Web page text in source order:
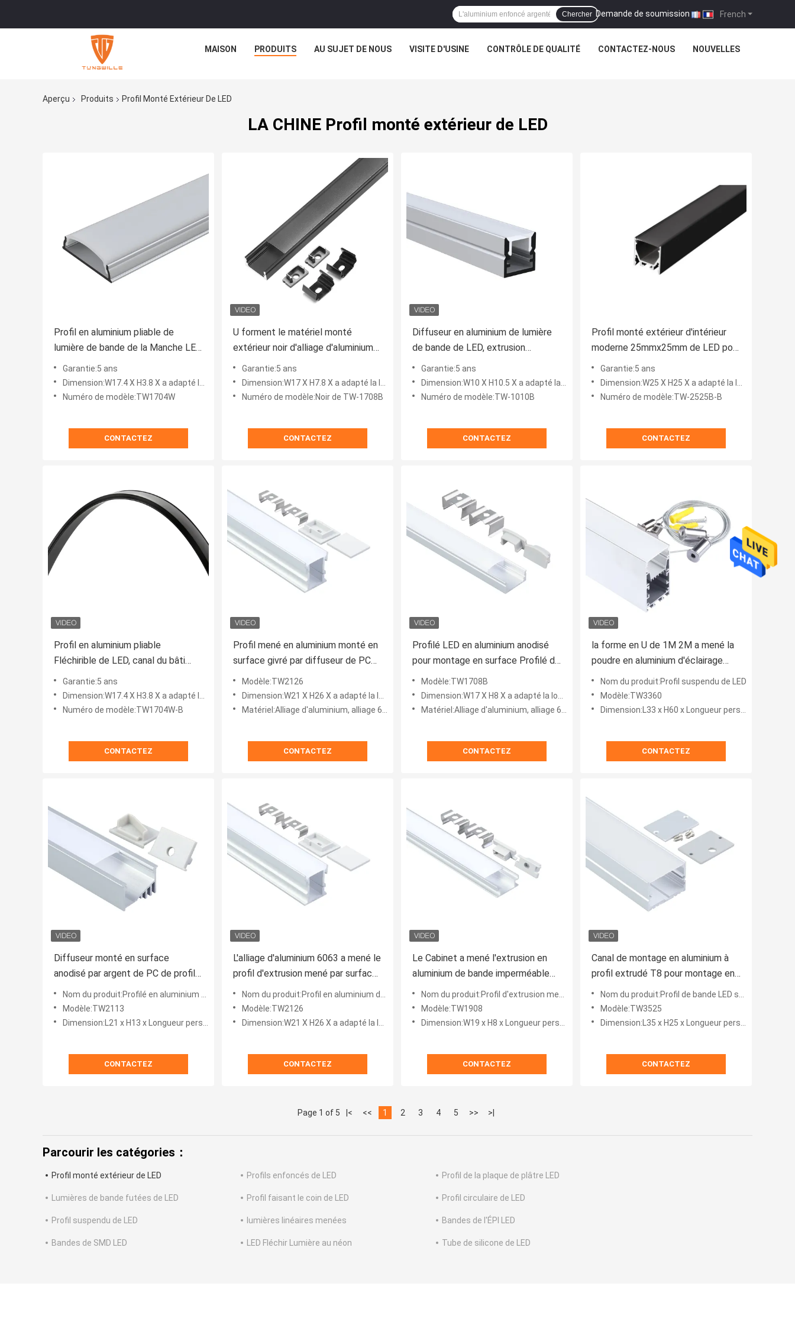
French
Demande de soumission |
Chercher
MAISON PRODUITS AU SUJET DE NOUS VISITE D'USINE CONTRÔLE DE QUALITÉ CONTACTEZ-NOUS NOUVELLES
Aperçu Produits Profil Monté Extérieur De LED
LA CHINE Profil monté extérieur de LED
Profil en aluminium pliable de
lumière de bande de la Manche LED
avec la peinture anodisée
Garantie:5 ans
Dimension:W17.4 X H3.8 X a adapté la longueur aux besoins du client
Numéro de modèle:TW1704W
CONTACTEZ
U forment le matériel monté
extérieur noir d'alliage d'aluminium
de profil de LED pour la bande de
LED
Garantie:5 ans
Dimension:W17 X H7.8 X a adapté la longueur aux besoins du client
Numéro de modèle:Noir de TW-1708B
CONTACTEZ
Diffuseur en aluminium de lumière
de bande de LED, extrusion
extérieure du bâti LED pour le
cinéma de gymnase
Garantie:5 ans
Dimension:W10 X H10.5 X a adapté la longueur aux besoins du client
Numéro de modèle:TW-1010B
CONTACTEZ
Profil monté extérieur d'intérieur
moderne 25mmx25mm de LED pour
le diffuseur de lumière de LED
Garantie:5 ans
Dimension:W25 X H25 X a adapté la longueur aux besoins du client
Numéro de modèle:TW-2525B-B
CONTACTEZ
Profil en aluminium pliable
Fléchirible de LED, canal du bâti
extérieur LED d'extrusion
Garantie:5 ans
Dimension:W17.4 X H3.8 X a adapté la longueur aux besoins du client
Numéro de modèle:TW1704W-B
CONTACTEZ
Profil mené en aluminium monté en
surface givré par diffuseur de PC
pour les lumières de bande menées
Modèle:TW2126
Dimension:W21 X H26 X a adapté la longueur aux besoins du client
Matériel:Alliage d'aluminium, alliage 6063 d'aluminium
CONTACTEZ
Profilé LED en aluminium anodisé
pour montage en surface Profilé de
bande LED en aluminium
Modèle:TW1708B
Dimension:W17 X H8 X a adapté la longueur aux besoins du client
Matériel:Alliage d'aluminium, alliage 6063 d'aluminium
CONTACTEZ
la forme en U de 1M 2M a mené la
poudre en aluminium d'éclairage
d'intérieur de mur de la Manche
enduite
Nom du produit:Profil suspendu de LED
Modèle:TW3360
Dimension:L33 x H60 x Longueur personnalisée
CONTACTEZ
Diffuseur monté en surface
anodisé par argent de PC de profil
de LED pour l'éclairage de cuisine
Nom du produit:Profilé en aluminium à LED pour montage en surface
Modèle:TW2113
Dimension:L21 x H13 x Longueur personnalisée
CONTACTEZ
L'alliage d'aluminium 6063 a mené le
profil d'extrusion mené par surface
de radiateur de canal lumineux de
bande
Nom du produit:Profil en aluminium de bande menée par surface
Modèle:TW2126
Dimension:W21 X H26 X a adapté la longueur aux besoins du client
CONTACTEZ
Le Cabinet a mené l'extrusion en
aluminium de bande imperméable
anodisé ou enduit de poudre
Nom du produit:Profil d'extrusion mené par surface
Modèle:TW1908
Dimension:W19 x H8 x Longueur personnalisée
CONTACTEZ
Canal de montage en aluminium à
profil extrudé T8 pour montage en
surface
Nom du produit:Profil de bande LED suspendu
Modèle:TW3525
Dimension:L35 x H25 x Longueur personnalisée
CONTACTEZ
Page 1 of 5 |< << 1 2 3 4 5 >> >|
Parcourir les catégories：
Profil monté extérieur de LED Profils enfoncés de LED Profil de la plaque de plâtre LED
Lumières de bande futées de LED Profil faisant le coin de LED Profil circulaire de LED
Profil suspendu de LED lumières linéaires menées Bandes de l'ÉPI LED
Bandes de SMD LED LED Fléchir Lumière au néon Tube de silicone de LED